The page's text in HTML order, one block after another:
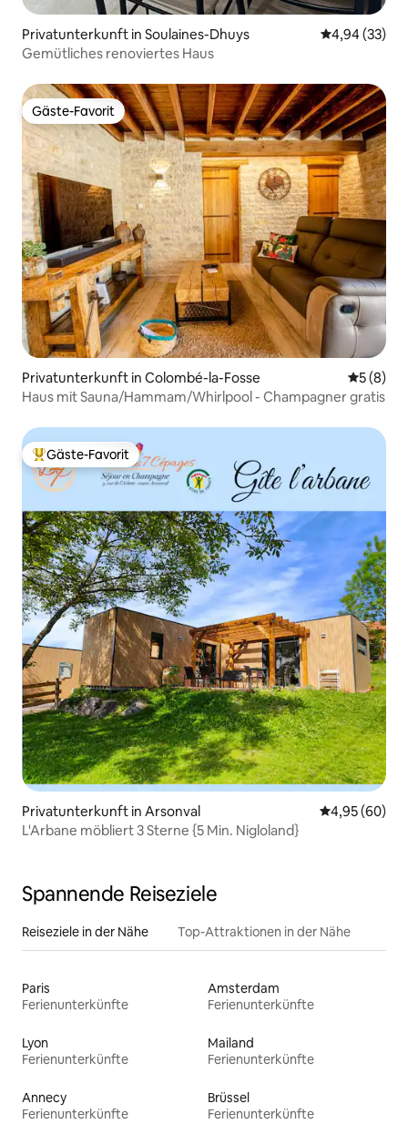
Privatunterkunft in Soulaines-Dhuys
4,94 (33)
Gemütliches renoviertes Haus
Gäste-Favorit
Gäste-Favorit
Privatunterkunft in Colombé-la-Fosse
5 (8)
Haus mit Sauna/Hammam/Whirlpool - Champagner gratis
Beliebter Gäste-Favorit.
Gäste-Favorit
Privatunterkunft in Arsonval
4,95 (60)
L'Arbane möbliert 3 Sterne {5 Min. Nigloland}
Spannende Reiseziele
Reiseziele in der Nähe Top-Attraktionen in der Nähe
Paris
Ferienunterkünfte
Amsterdam
Ferienunterkünfte
Lyon
Ferienunterkünfte
Mailand
Ferienunterkünfte
Annecy
Ferienunterkünfte
Brüssel
Ferienunterkünfte